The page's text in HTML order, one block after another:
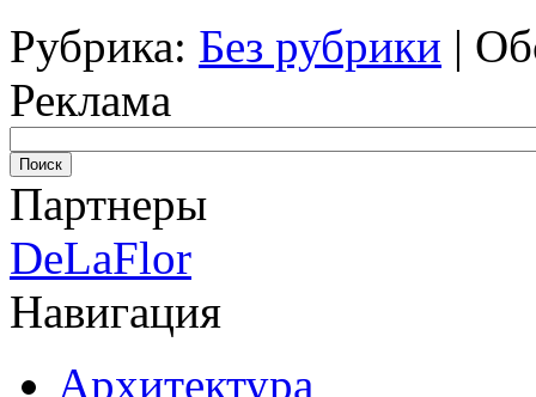
Рубрика: Без рубрики |
Реклама
Партнеры
DeLaFlor
Навигация
Архитектура